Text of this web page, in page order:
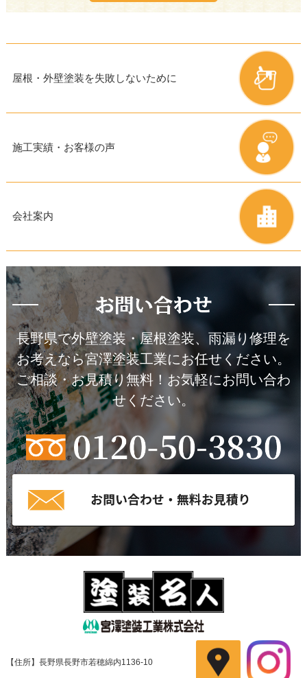
屋根・外壁塗装を失敗しないために
施工実績・お客様の声
会社案内
長野県で外壁塗装・屋根塗装、雨漏り修理を
お考えなら宮澤塗装工業にお任せください。
ご相談・お見積り無料！お気軽にお問い合わ
せください。
【住所】長野県長野市若穂綿内1136-10